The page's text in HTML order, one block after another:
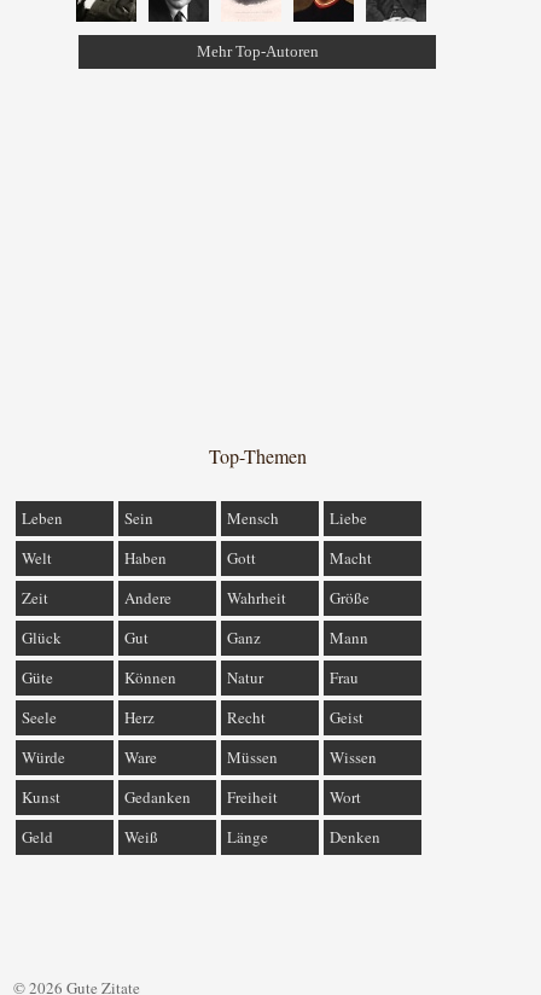
Mehr Top-Autoren
Top-Themen
Leben Sein Mensch
Liebe
Welt
Haben Gott
Macht
Zeit
Andere Wahrheit
Größe
Glück
Gut Ganz
Mann
Güte
Können Natur
Frau
Seele
Herz Recht
Geist
Würde
Ware Müssen
Wissen
Kunst
Gedanken Freiheit
Wort
Geld
Weiß Länge Denken
© 2026 Gute Zitate